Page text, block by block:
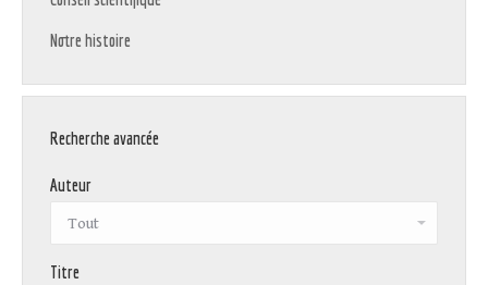
Notre histoire
Recherche avancée
Auteur
Titre